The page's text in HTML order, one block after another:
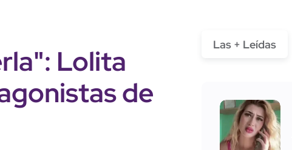
Lolita
de
Las + Leídas